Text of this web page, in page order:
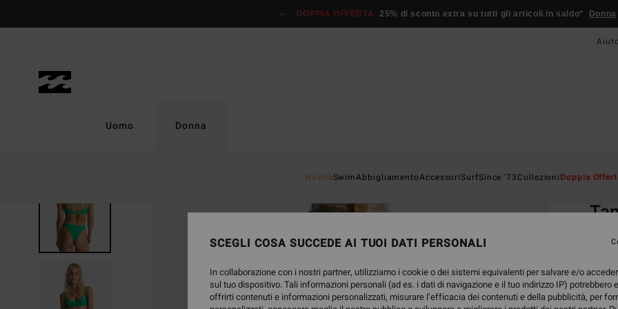
prodotto
DOPPIA OFFERTA 25% di sconto extra su tutti gli articoli in saldo* Donna
Uomo Donna
NovitàSwimAbbigliamentoAccessoriSurfSince '73CollezioniDoppia
ECO-
45,95
SCEGLI COSA SUCCEDE AI TUOI DATI PERSONALI
In collaborazione con i nostri partner, utilizziamo i cookie o dei sistemi equivalenti per salvare e/o
sul tuo dispositivo. Tali informazioni personali (ad es. i dati di navigazione e il tuo indirizzo IP) potrebbero
offrirti contenuti e informazioni personalizzati, misurare l’efficacia dei contenuti e della pubblicità, per